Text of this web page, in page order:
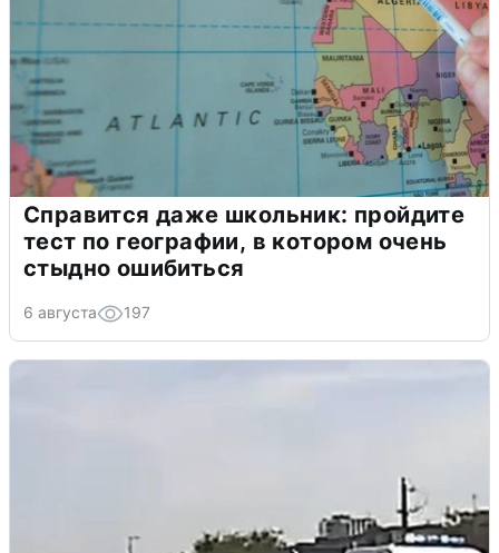
Справится даже школьник: пройдите
тест по географии, в котором очень
стыдно ошибиться
6 августа 197